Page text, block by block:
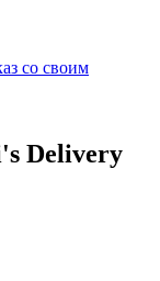
со своим
Delivery